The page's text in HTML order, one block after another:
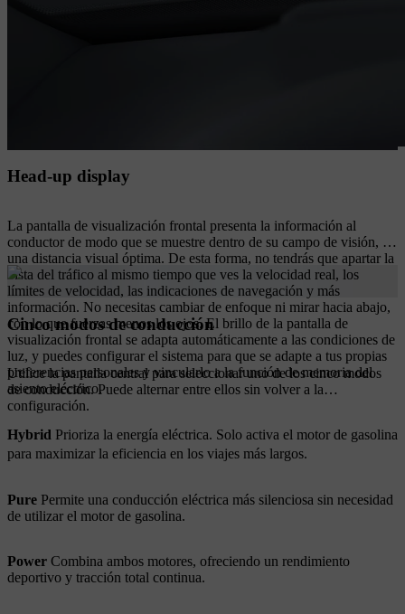
Head-up display
La pantalla de visualización frontal presenta la información al
conductor de modo que se muestre dentro de su campo de visión, a
una distancia visual óptima. De esta forma, no tendrás que apartar la
vista del tráfico al mismo tiempo que ves la velocidad real, los
límites de velocidad, las indicaciones de navegación y más
información. No necesitas cambiar de enfoque ni mirar hacia abajo,
con lo que fuerzas menos los ojos. El brillo de la pantalla de
visualización frontal se adapta automáticamente a las condiciones de
luz, y puedes configurar el sistema para que se adapte a tus propias
preferencias personales y vincularlo a la función de memoria del
asiento eléctrico.
Cinco modos de conducción
Utilice la pantalla central para seleccionar uno de los cinco modos
de conducción. Puede alternar entre ellos sin volver a la
configuración.
Hybrid
para maximizar la eficiencia en los viajes más largos.
Pure
de utilizar el motor de gasolina.
Power
deportivo y tracción total continua.